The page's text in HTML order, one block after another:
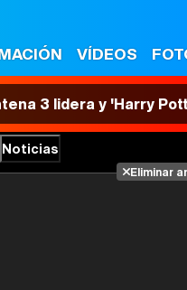
VÍDEOS
3 lidera y 'Harry
Noticias
Eliminar